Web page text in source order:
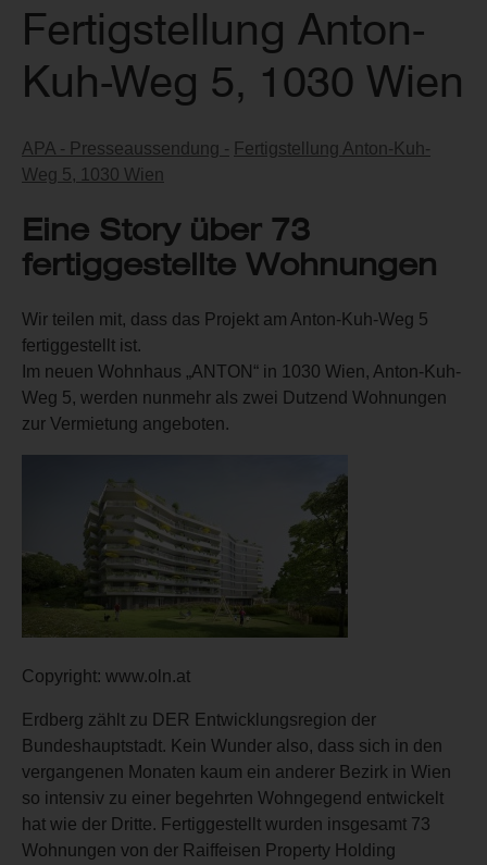
Fertigstellung Anton-
Kuh-Weg 5, 1030 Wien
APA - Presseaussendung - Fertigstellung Anton-Kuh-
Weg 5, 1030 Wien
Eine Story über 73
fertiggestellte Wohnungen
Wir teilen mit, dass das Projekt am Anton-Kuh-Weg 5
fertiggestellt ist.
Im neuen Wohnhaus „ANTON“ in 1030 Wien, Anton-Kuh-
Weg 5, werden nunmehr als zwei Dutzend Wohnungen
zur Vermietung angeboten.
Copyright: www.oln.at
Erdberg zählt zu DER Entwicklungsregion der
Bundeshauptstadt. Kein Wunder also, dass sich in den
vergangenen Monaten kaum ein anderer Bezirk in Wien
so intensiv zu einer begehrten Wohngegend entwickelt
hat wie der Dritte. Fertiggestellt wurden insgesamt 73
Wohnungen von der Raiffeisen Property Holding